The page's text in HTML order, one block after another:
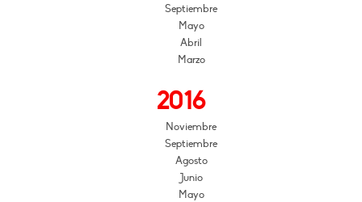
Septiembre
Mayo
Abril
Marzo
2016
Noviembre
Septiembre
Agosto
Junio
Mayo